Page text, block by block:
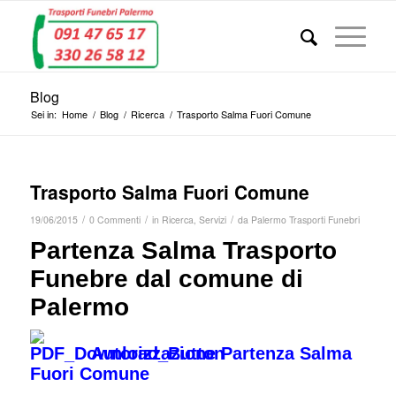
Blog
Sei in: Home / Blog / Ricerca / Trasporto Salma Fuori Comune
Trasporto Salma Fuori Comune
19/06/2015 / 0 Commenti / in Ricerca, Servizi / da Palermo Trasporti Funebri
Partenza Salma Trasporto
Funebre dal comune di
Palermo
Autorizzazione Partenza Salma
Fuori Comune